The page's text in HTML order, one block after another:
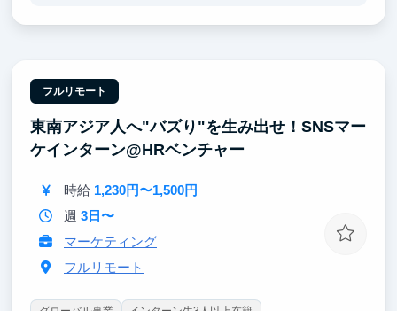
強く語れます。
学生のうちから、マーケティング・クリエイティブ・
事業成長を一気通貫で学べる環境です。
フルリモート
東南アジア人へ"バズり"を生み出せ！SNSマー
ケインターン@HRベンチャー
時給 1,230円〜1,500円
週 3日〜
マーケティング
フルリモート